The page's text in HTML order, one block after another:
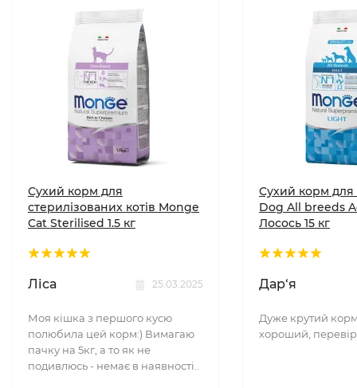
Сухий корм для
стерилізованих котів Monge
Cat Sterilised 1.5 кг
Ліса 25.03.2025
Моя кішка з першого кусю
полюбила цей корм:) Вимагаю
пачку на 5кг, а то як не
подивлюсь - немає в наявності..
Сухий корм для
Dog All breeds
Лосось 15 кг
Дар‘я
Дуже крутий
хороший,